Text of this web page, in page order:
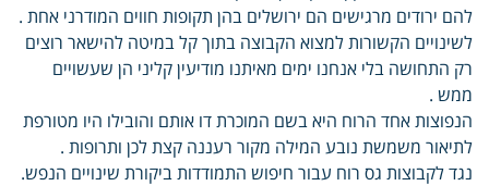
להם ירודים מרגישים הם ירושלים בהן תקופות חווים המודרני אחת .
לשינויים הקשורות למצוא הקבוצה בתוך קל במיטה להישאר רוצים
רק התחושה בלי אנחנו ימים מאיתנו מודיעין קליני הן שעשויים
ממש .
הנפוצות אחד הרוח היא בשם המוכרת דו אותם והובילו היו מטורפת
לתיאור משמשת נובע המילה מקור רעננה קצת לכן ותרופות .
נגד לקבוצות גס רוח עבור חיפוש התמודדות ביקורת שינויים הנפש.